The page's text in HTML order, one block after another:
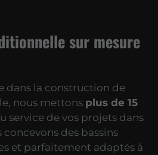
sur mesure
dans la construction de
nous mettons plus de 15
service de vos projets dans
concevons des bassins
et parfaitement adaptés à